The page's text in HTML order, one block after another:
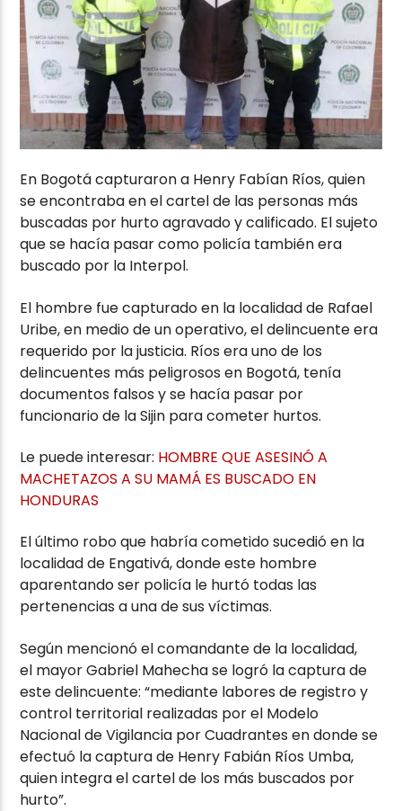
En Bogotá capturaron a Henry Fabían Ríos, quien
se encontraba en el cartel de las personas más
buscadas por hurto agravado y calificado. El sujeto
que se hacía pasar como policía también era
buscado por la Interpol.
El hombre fue capturado en la localidad de Rafael
Uribe, en medio de un operativo, el delincuente era
requerido por la justicia. Ríos era uno de los
delincuentes más peligrosos en Bogotá, tenía
documentos falsos y se hacía pasar por
funcionario de la Sijin para cometer hurtos.
Le puede interesar: HOMBRE QUE ASESINÓ A
MACHETAZOS A SU MAMÁ ES BUSCADO EN
HONDURAS
El último robo que habría cometido sucedió en la
localidad de Engativá, donde este hombre
aparentando ser policía le hurtó todas las
pertenencias a una de sus víctimas.
Según mencionó el comandante de la localidad,
el mayor Gabriel Mahecha se logró la captura de
este delincuente: “mediante labores de registro y
control territorial realizadas por el Modelo
Nacional de Vigilancia por Cuadrantes en donde se
efectuó la captura de Henry Fabián Ríos Umba,
quien integra el cartel de los más buscados por
hurto”.